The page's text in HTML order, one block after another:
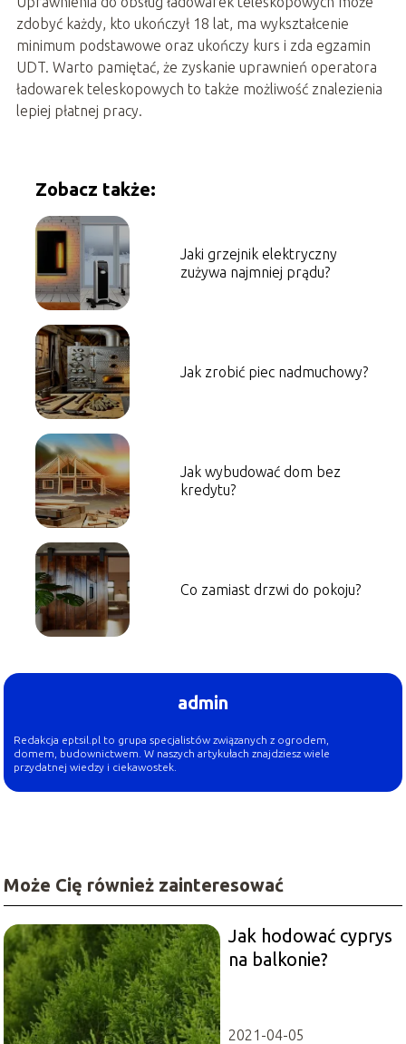
zdobyć każdy, kto ukończył 18 lat, ma wykształcenie
minimum podstawowe oraz ukończy kurs i zda egzamin
UDT. Warto pamiętać, że zyskanie uprawnień operatora
ładowarek teleskopowych to także możliwość znalezienia
lepiej płatnej pracy.
Zobacz także:
Jaki grzejnik elektryczny
zużywa najmniej prądu?
Jak zrobić piec nadmuchowy?
Jak wybudować dom bez
kredytu?
Co zamiast drzwi do pokoju?
admin
Redakcja eptsil.pl to grupa specjalistów związanych z ogrodem,
domem, budownictwem. W naszych artykułach znajdziesz wiele
przydatnej wiedzy i ciekawostek.
Może Cię również zainteresować
Jak hodować cyprys
na balkonie?
2021-04-05